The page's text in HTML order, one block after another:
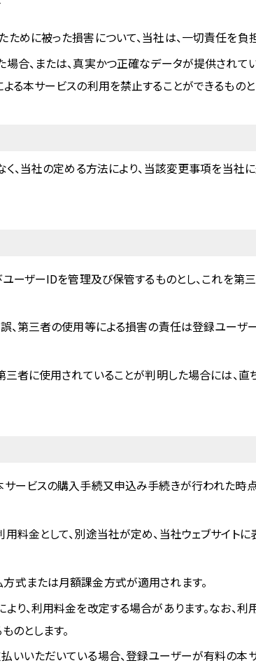
めに被った損害について、当社は、一切責任を負
、または、真実かつ正確なデータが提供されて
る本サービスの利用を禁止することができるものと
、当社の定める方法により、当該変更事項を当社
ーザーIDを管理及び保管するものとし、これを第三
、第三者の使用等による損害の責任は登録ユーザ
者に使用されていることが判明した場合には、直
サービスの購入手続又申込み手続きが行われた時
料金として、別途当社が定め、当社ウェブサイト
式または月額課金方式が適用されます。
り、利用料金を改定する場合があります。なお、
のとします。
いいただいている場合、登録ユーザーが有料の本